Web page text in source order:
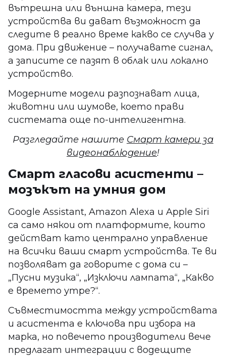
вътрешна или външна камера, тези
устройства ви дават възможност да
следите в реално време какво се случва у
дома. При движение – получавате сигнал,
а записите се пазят в облак или локално
устройство.
Модерните модели разпознават лица,
животни или шумове, което прави
системата още по-интелигентна.
Разгледайте нашите Смарт камери за
видеонаблюдение!
Смарт гласови асистенти –
мозъкът на умния дом
Google Assistant, Amazon Alexa и Apple Siri
са само някои от платформите, които
действат като централно управление
на всички ваши смарт устройства. Те ви
позволяват да говорите с дома си –
„Пусни музика“, „Изключи лампата“, „Какво
е времето утре?“.
Съвместимостта между устройствата
и асистента е ключова при избора на
марка, но повечето производители вече
предлагат интеграции с водещите